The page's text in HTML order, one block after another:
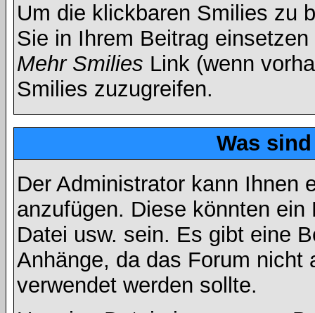
Um die klickbaren Smilies zu
Sie in Ihrem Beitrag
Mehr Smilies Link (wenn
Smilies zuzugreifen.
Was
Der Administrator kann Ihnen
anzufügen. Diese könnten
Datei usw. sein. Es gibt eine
Anhänge, da das Forum nicht
verwendet werden sollte.